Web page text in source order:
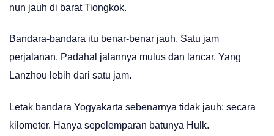
nun jauh di barat Tiongkok.
Bandara-bandara itu benar-benar jauh. Satu jam
perjalanan. Padahal jalannya mulus dan lancar. Yang
Lanzhou lebih dari satu jam.
Letak bandara Yogyakarta sebenarnya tidak jauh: secara
kilometer. Hanya sepelemparan batunya Hulk.